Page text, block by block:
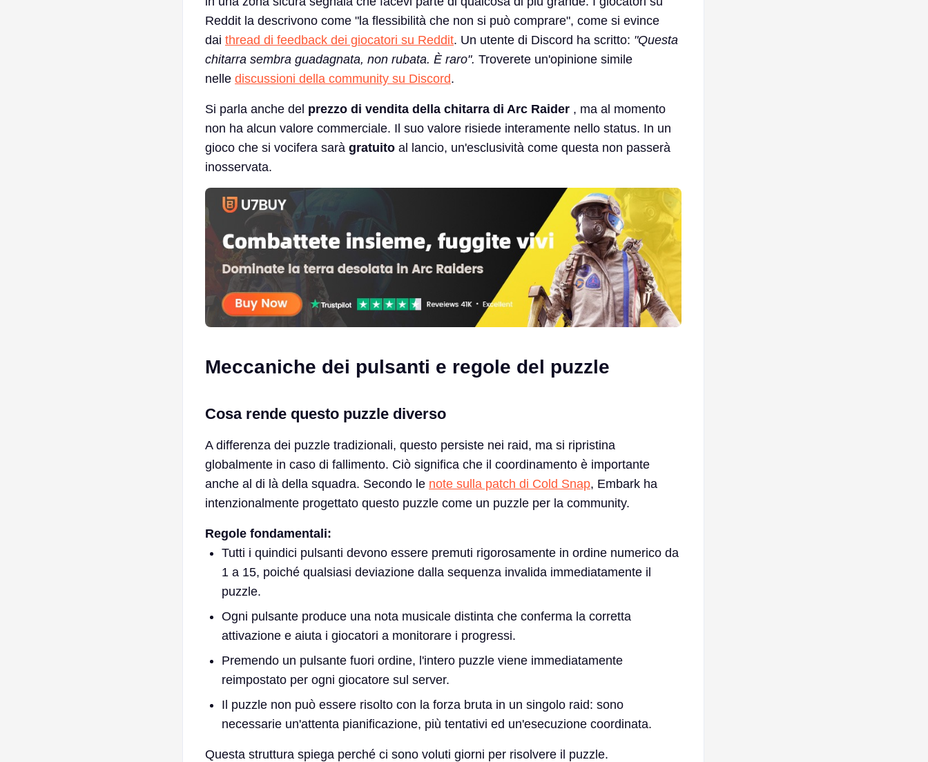
Reddit la descrivono come "la flessibilità che non si può comprare", come si evince
dai thread di feedback dei giocatori su Reddit. Un utente di Discord ha scritto: "Questa
chitarra sembra guadagnata, non rubata. È raro". Troverete un'opinione simile
nelle discussioni della community su Discord.
Si parla anche del prezzo di vendita della chitarra di Arc Raider , ma al momento
non ha alcun valore commerciale. Il suo valore risiede interamente nello status. In un
gioco che si vocifera sarà gratuito al lancio, un'esclusività come questa non passerà
inosservata.
Meccaniche dei pulsanti e regole del puzzle
Cosa rende questo puzzle diverso
A differenza dei puzzle tradizionali, questo persiste nei raid, ma si ripristina
globalmente in caso di fallimento. Ciò significa che il coordinamento è importante
anche al di là della squadra. Secondo le note sulla patch di Cold Snap, Embark ha
intenzionalmente progettato questo puzzle come un puzzle per la community.
Regole fondamentali:
Tutti i quindici pulsanti devono essere premuti rigorosamente in ordine numerico da
1 a 15, poiché qualsiasi deviazione dalla sequenza invalida immediatamente il
puzzle.
Ogni pulsante produce una nota musicale distinta che conferma la corretta
attivazione e aiuta i giocatori a monitorare i progressi.
Premendo un pulsante fuori ordine, l'intero puzzle viene immediatamente
reimpostato per ogni giocatore sul server.
Il puzzle non può essere risolto con la forza bruta in un singolo raid: sono
necessarie un'attenta pianificazione, più tentativi ed un'esecuzione coordinata.
Questa struttura spiega perché ci sono voluti giorni per risolvere il puzzle.